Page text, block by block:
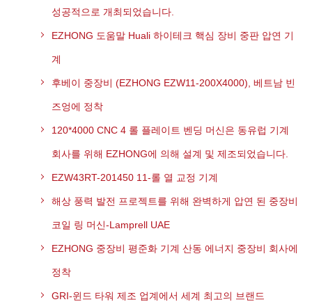
성공적으로 개최되었습니다.
EZHONG 도움말 Huali 하이테크 핵심 장비 중판 압연 기
계
후베이 중장비 (EZHONG EZW11-200X4000), 베트남 빈
즈엉에 정착
120*4000 CNC 4 롤 플레이트 벤딩 머신은 동유럽 기계
회사를 위해 EZHONG에 의해 설계 및 제조되었습니다.
EZW43RT-201450 11-롤 열 교정 기계
해상 풍력 발전 프로젝트를 위해 완벽하게 압연 된 중장비
코일 링 머신-Lamprell UAE
EZHONG 중장비 평준화 기계 산동 에너지 중장비 회사에
정착
GRI-윈드 타워 제조 업계에서 세계 최고의 브랜드